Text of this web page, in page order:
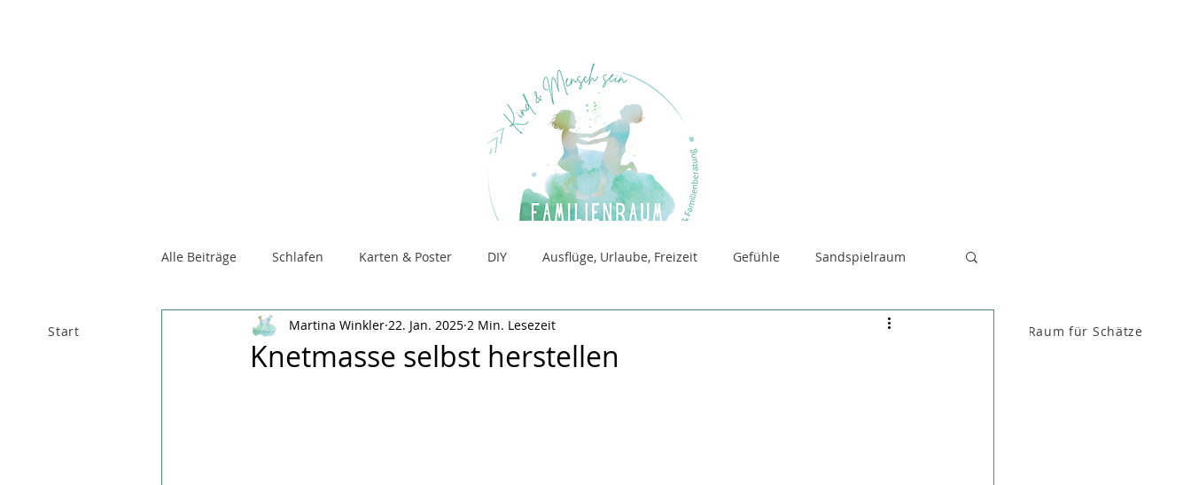
Start Raum für Beratung Raum für FenKid Raum für Schätze
Alle Beiträge Schlafen Karten & Poster DIY Ausflüge, Urlaube, Freizeit Gefühle Sandspielraum
Knetmasse selbst herstellen
Martina Winkler 22. Jan. 2025 2 Min. Lesezeit